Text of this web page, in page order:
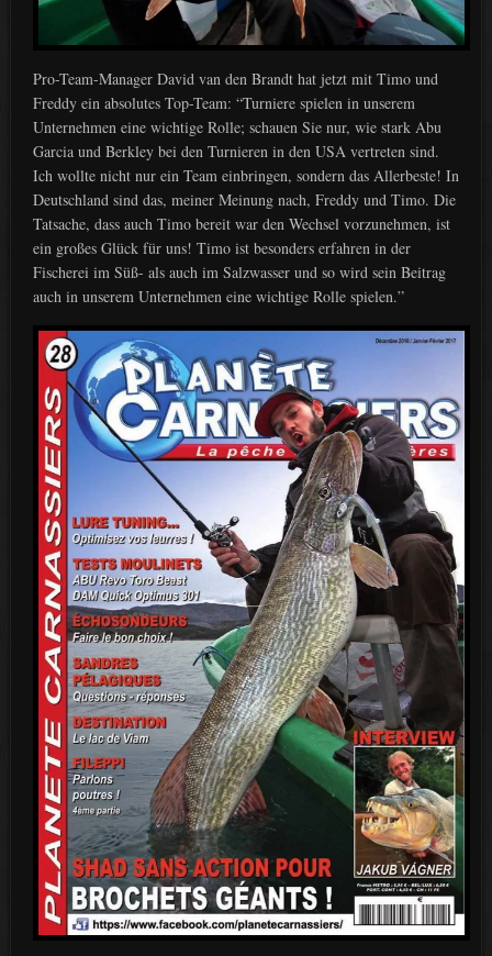
Pro-Team-Manager David van den Brandt hat jetzt mit Timo und
Freddy ein absolutes Top-Team: “Turniere spielen in unserem
Unternehmen eine wichtige Rolle; schauen Sie nur, wie stark Abu
Garcia und Berkley bei den Turnieren in den USA vertreten sind.
Ich wollte nicht nur ein Team einbringen, sondern das Allerbeste! In
Deutschland sind das, meiner Meinung nach, Freddy und Timo. Die
Tatsache, dass auch Timo bereit war den Wechsel vorzunehmen, ist
ein großes Glück für uns! Timo ist besonders erfahren in der
Fischerei im Süß- als auch im Salzwasser und so wird sein Beitrag
auch in unserem Unternehmen eine wichtige Rolle spielen.”